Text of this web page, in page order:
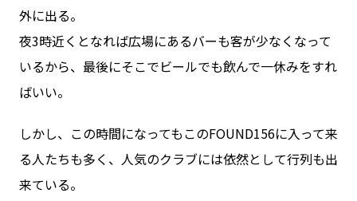
外に出る。
夜3時近くとなれば広場にあるバーも客が少なくなって
いるから、最後にそこでビールでも飲んで一休みをすれ
ばいい。
しかし、この時間になってもこのFOUND156に入って来
る人たちも多く、人気のクラブには依然として行列も出
来ている。